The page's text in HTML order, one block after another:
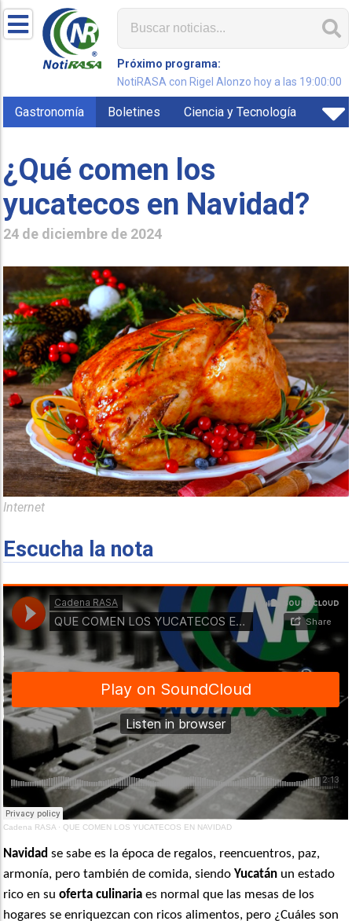
Próximo programa:
NotiRASA con Rigel Alonzo hoy a las 19:00:00
Gastronomía Boletines Ciencia y Tecnología
¿Qué comen los
yucatecos en Navidad?
24 de diciembre de 2024
Internet
Escucha la nota
Cadena RASA ·QUE COMEN LOS YUCATECOS EN NAVIDAD
Navidad se sabe es la época de regalos, reencuentros, paz,
armonía, pero también de comida, siendoYucatán un estado
rico en suoferta culinaria es normal que las mesas de los
hogares se enriquezcan con ricos alimentos, pero ¿Cuáles son